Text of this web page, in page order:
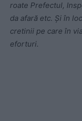
roate Prefectul,
da afară etc. Și în
cretinii pe care în
eforturi.